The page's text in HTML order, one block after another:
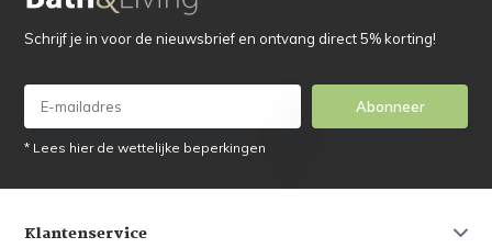
Schrijf je in voor de nieuwsbrief en ontvang direct 5% korting!
Abonneer
* Lees hier de wettelijke beperkingen
Klantenservice